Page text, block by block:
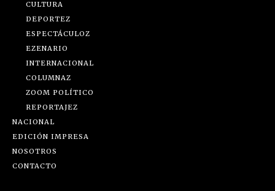
CULTURA
DEPORTEZ
ESPECTÁCULOZ
EZENARIO
INTERNACIONAL
COLUMNAZ
ZOOM POLÍTICO
REPORTAJEZ
NACIONAL
EDICIÓN IMPRESA
NOSOTROS
CONTACTO